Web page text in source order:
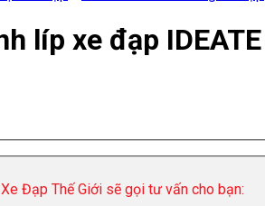
líp xe đạp IDEATE
Đạp Thế Giới sẽ gọi tư vấn cho bạn: